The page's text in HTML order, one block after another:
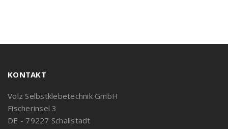
KONTAKT
Volz Selbstklebetechnik GmbH
Fischerinsel 3
DE - 79227 Schallstadt